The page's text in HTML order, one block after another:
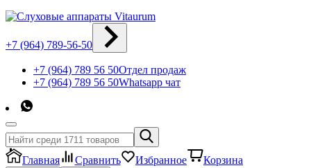
+7 (964) 789-56-50
+7 (964) 789 56 50Отдел продаж
+7 (964) 789 56 50Whatsapp чат
Главная Сравнить Избранное Корзина